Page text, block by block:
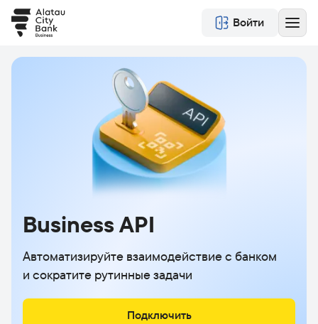
Войти
Business API
Автоматизируйте взаимодействие с банком
и сократите рутинные задачи
Подключить